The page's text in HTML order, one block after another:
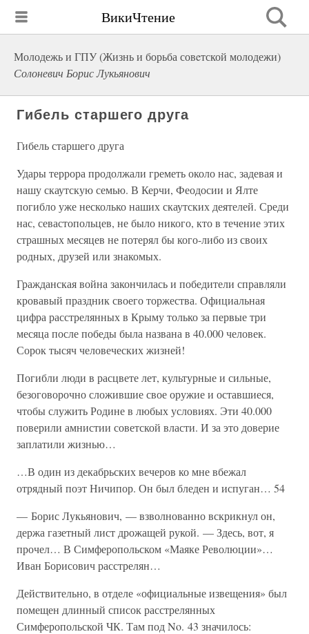
ВикиЧтение
Молодежь и ГПУ (Жизнь и борьба совeтской молодежи)
Солоневич Борис Лукьянович
Гибель старшего друга
Гибель старшего друга
Удары террора продолжали греметь около нас, задевая и
нашу скаутскую семью. В Керчи, Феодосии и Ялте
погибло уже несколько наших скаутских деятелей. Среди
нас, севастопольцев, не было никого, кто в течение этих
страшных месяцев не потерял бы кого-либо из своих
родных, друзей или знакомых.
Гражданская война закончилась и победители справляли
кровавый праздник своего торжества. Официальная
цифра расстрелянных в Крыму только за первые три
месяца после победы была названа в 40.000 человек.
Сорок тысяч человеческих жизней!
Погибли люди в расцвете лет, культурные и сильные,
безоговорочно сложившие свое оружие и оставшиеся,
чтобы служить Родине в любых условиях. Эти 40.000
поверили амнистии советской власти. И за это доверие
заплатили жизнью…
…В один из декабрьских вечеров ко мне вбежал
отрядный поэт Ничипор. Он был бледен и испуган… 54
— Борис Лукьянович, — взволнованно вскрикнул он,
держа газетный лист дрожащей рукой. — Здесь, вот, я
прочел… В Симферопольском «Маяке Революции»…
Иван Борисович расстрелян…
Действительно, в отделе «официальные извещения» был
помещен длинный список расстрелянных
Симферопольской ЧК. Там под No. 43 значилось: